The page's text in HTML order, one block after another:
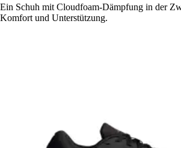
Ein Schuh mit Cloudfoam-Dämpfung in der
Komfort und Unterstützung.